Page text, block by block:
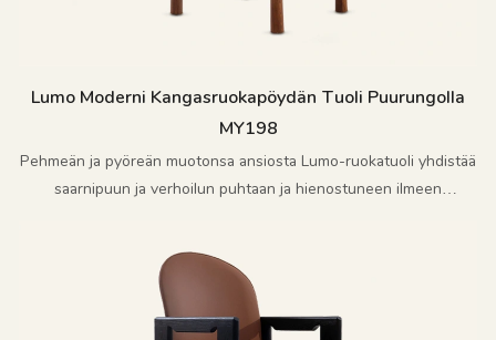
Lumo Moderni Kangasruokapöydän Tuoli Puurungolla
MY198
Pehmeän ja pyöreän muotonsa ansiosta Lumo-ruokatuoli yhdistää
saarnipuun ja verhoilun puhtaan ja hienostuneen ilmeen